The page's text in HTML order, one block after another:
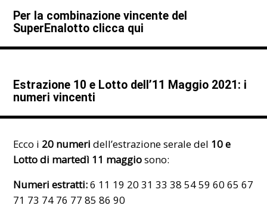
Per la combinazione vincente del
SuperEnalotto clicca qui
Estrazione 10 e Lotto dell’11 Maggio 2021: i
numeri vincenti
Ecco i 20 numeridell’estrazione serale del 10 e
Lotto di martedì 11 maggiosono:
Numeri estratti:6 11 19 20 31 33 38 54 59 60 65 67
71 73 74 76 77 85 86 90